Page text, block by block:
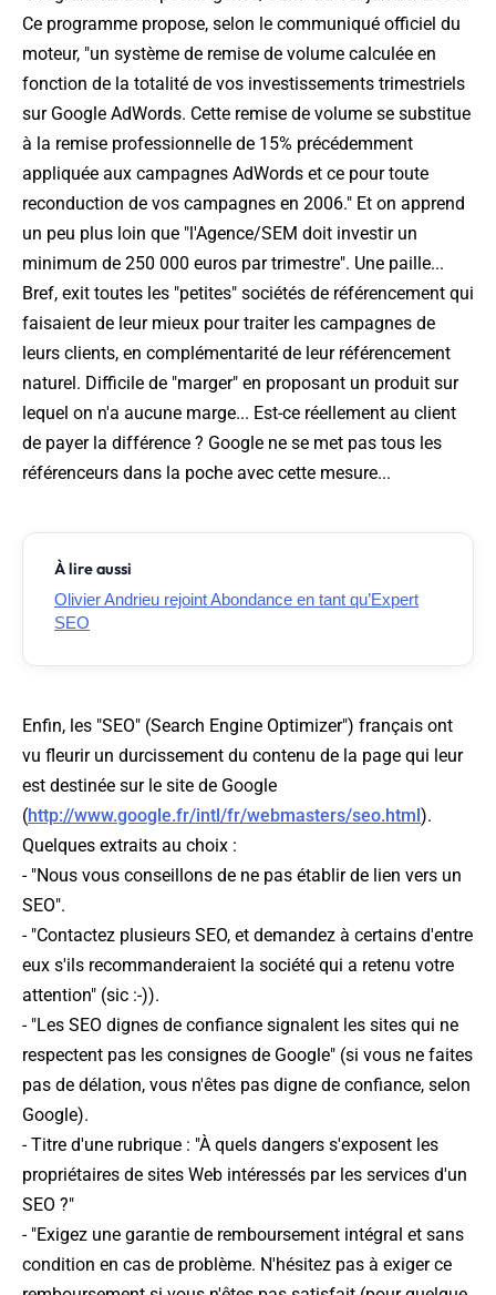
Ce programme propose, selon le communiqué officiel du
moteur, "un système de remise de volume calculée en
fonction de la totalité de vos investissements trimestriels
sur Google AdWords. Cette remise de volume se substitue
à la remise professionnelle de 15% précédemment
appliquée aux campagnes AdWords et ce pour toute
reconduction de vos campagnes en 2006." Et on apprend
un peu plus loin que "l'Agence/SEM doit investir un
minimum de 250 000 euros par trimestre". Une paille...
Bref, exit toutes les "petites" sociétés de référencement qui
faisaient de leur mieux pour traiter les campagnes de
leurs clients, en complémentarité de leur référencement
naturel. Difficile de "marger" en proposant un produit sur
lequel on n'a aucune marge... Est-ce réellement au client
de payer la différence ? Google ne se met pas tous les
référenceurs dans la poche avec cette mesure...
À lire aussi
Olivier Andrieu rejoint Abondance en tant qu’Expert
SEO
Enfin, les "SEO" (Search Engine Optimizer") français ont
vu fleurir un durcissement du contenu de la page qui leur
est destinée sur le site de Google
(http://www.google.fr/intl/fr/webmasters/seo.html ).
Quelques extraits au choix :
- "Nous vous conseillons de ne pas établir de lien vers un
SEO".
- "Contactez plusieurs SEO, et demandez à certains d'entre
eux s'ils recommanderaient la société qui a retenu votre
attention" (sic :-)).
- "Les SEO dignes de confiance signalent les sites qui ne
respectent pas les consignes de Google" (si vous ne faites
pas de délation, vous n'êtes pas digne de confiance, selon
Google).
- Titre d'une rubrique : "À quels dangers s'exposent les
propriétaires de sites Web intéressés par les services d'un
SEO ?"
- "Exigez une garantie de remboursement intégral et sans
condition en cas de problème. N'hésitez pas à exiger ce